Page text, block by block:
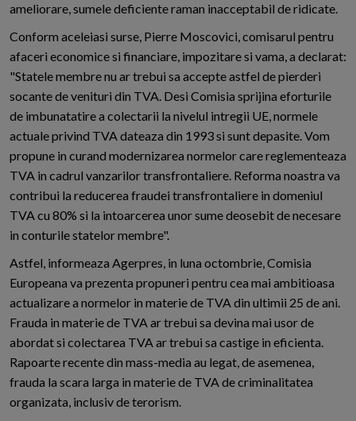
ameliorare, sumele deficiente raman inacceptabil de ridicate.
Conform aceleiasi surse, Pierre Moscovici, comisarul pentru
afaceri economice si financiare, impozitare si vama, a declarat:
"Statele membre nu ar trebui sa accepte astfel de pierderi
socante de venituri din TVA. Desi Comisia sprijina eforturile
de imbunatatire a colectarii la nivelul intregii UE, normele
actuale privind TVA dateaza din 1993 si sunt depasite. Vom
propune in curand modernizarea normelor care reglementeaza
TVA in cadrul vanzarilor transfrontaliere. Reforma noastra va
contribui la reducerea fraudei transfrontaliere in domeniul
TVA cu 80% si la intoarcerea unor sume deosebit de necesare
in conturile statelor membre".
Astfel, informeaza Agerpres, in luna octombrie, Comisia
Europeana va prezenta propuneri pentru cea mai ambitioasa
actualizare a normelor in materie de TVA din ultimii 25 de ani.
Frauda in materie de TVA ar trebui sa devina mai usor de
abordat si colectarea TVA ar trebui sa castige in eficienta.
Rapoarte recente din mass-media au legat, de asemenea,
frauda la scara larga in materie de TVA de criminalitatea
organizata, inclusiv de terorism.